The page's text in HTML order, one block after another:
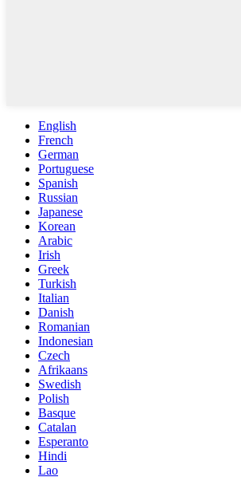
English
French
German
Portuguese
Spanish
Russian
Japanese
Korean
Arabic
Irish
Greek
Turkish
Italian
Danish
Romanian
Indonesian
Czech
Afrikaans
Swedish
Polish
Basque
Catalan
Esperanto
Hindi
Lao